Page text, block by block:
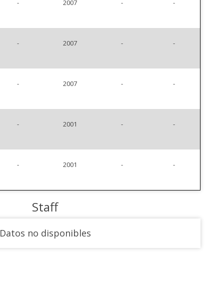
- 2007 - -
- 2007 - -
- 2007 - -
- 2001 - -
- 2001 - -
Staff
Datos no disponibles